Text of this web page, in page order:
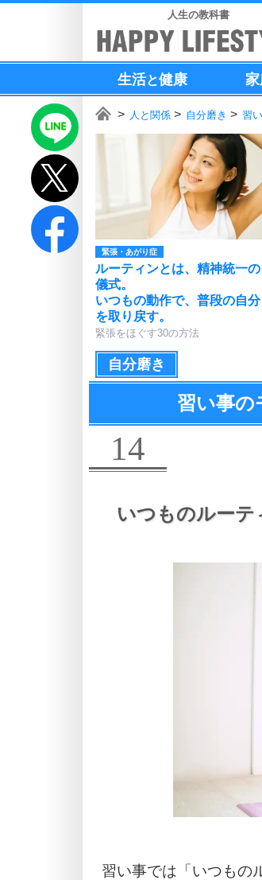
人生の教科書
生活と健康
人と関係 自分磨き 習
緊張・あがり症
ルーティンとは、精神統一の
儀式。
いつもの動作で、普段の自分
を取り戻す。
緊張をほぐす30の方法
自分磨き
習い事の
14
いつものルーテ
習い事では「いつもの